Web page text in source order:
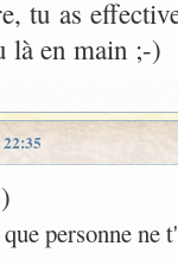
tu as
là en main ;-)
que personne